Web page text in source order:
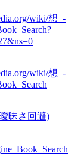
wiki/想_-
wiki/想_-
昧さ回避)